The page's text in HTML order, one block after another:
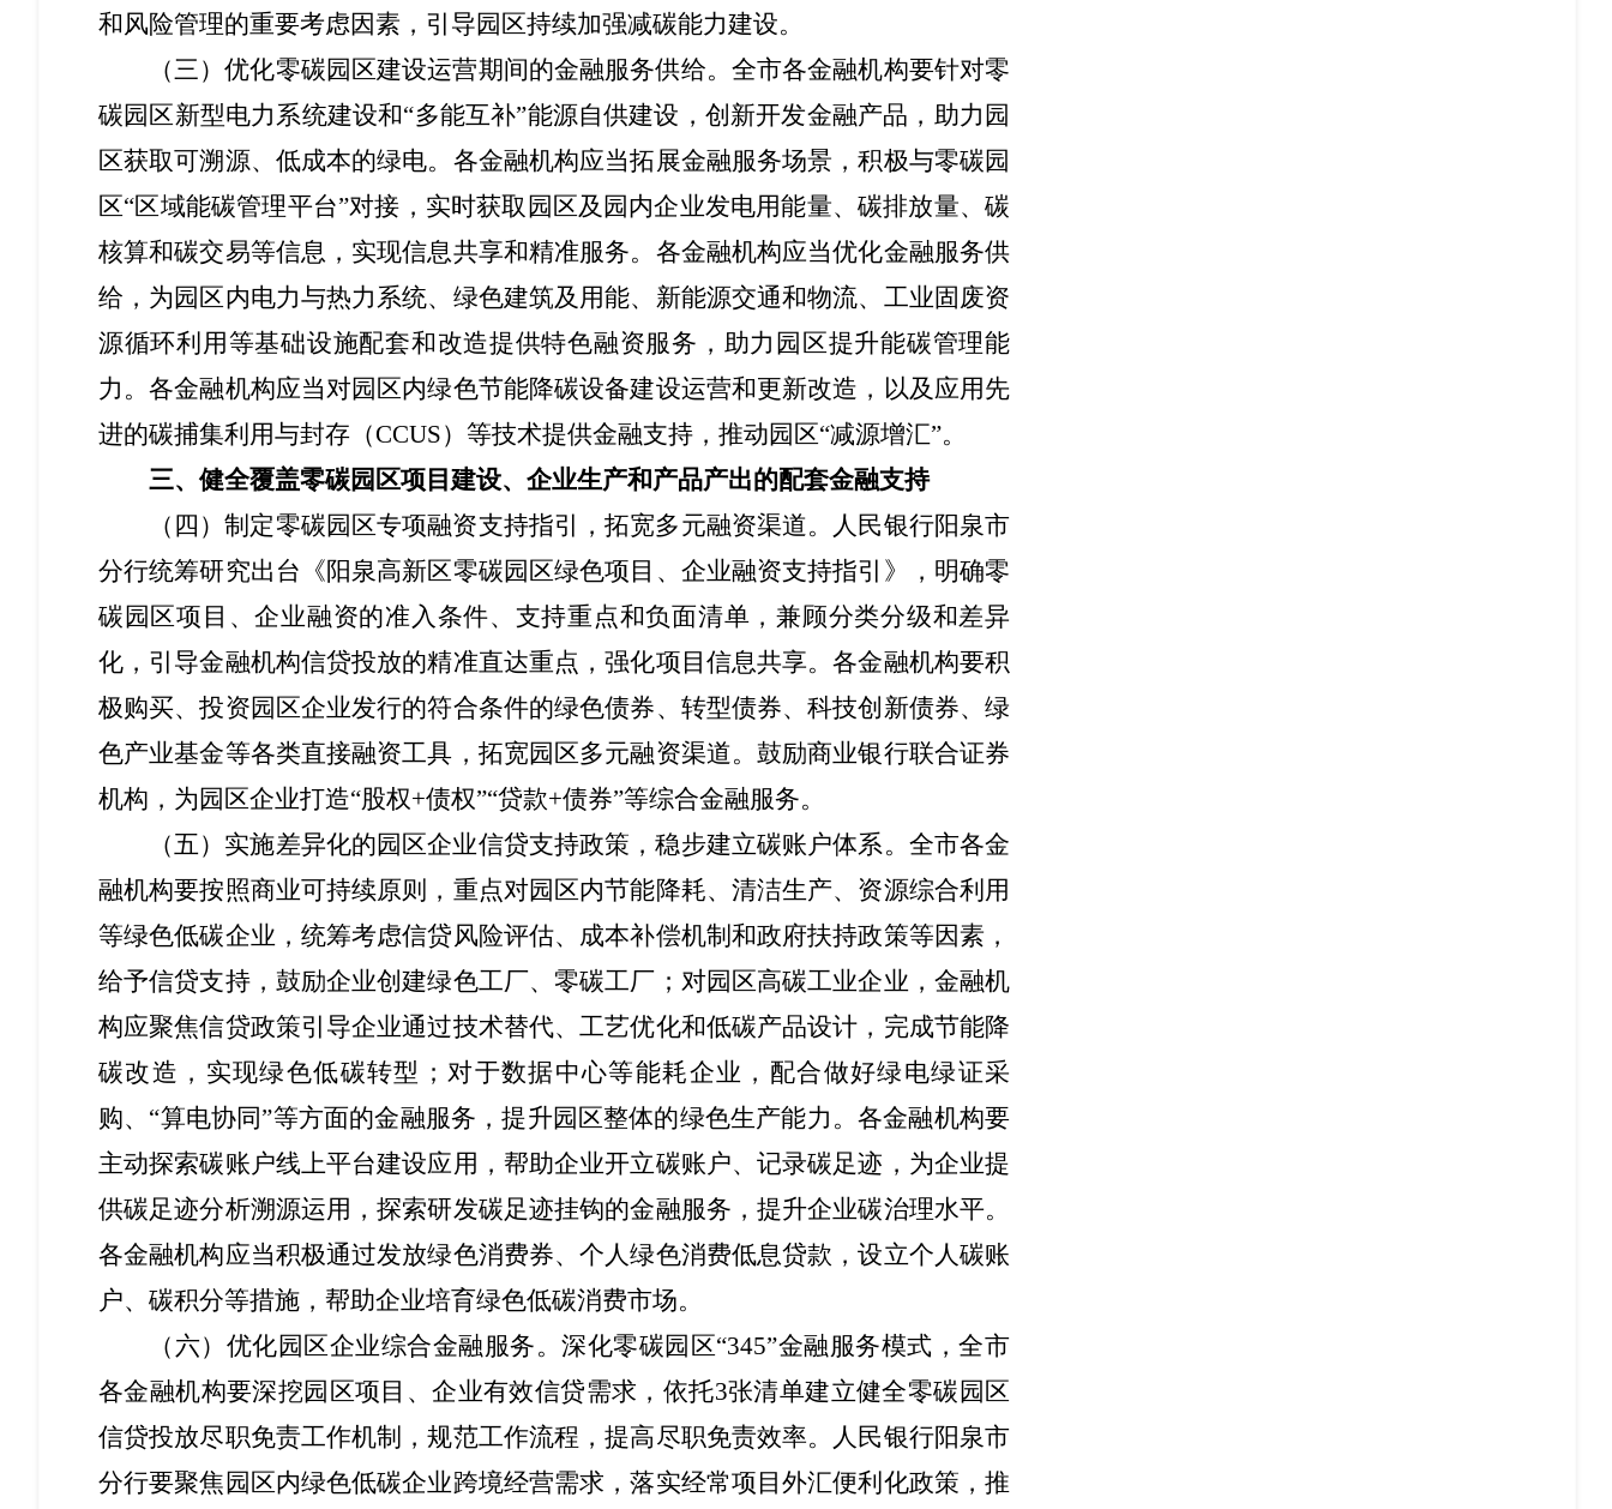
和风险管理的重要考虑因素，引导园区持续加强减碳能力建设。
（三）优化零碳园区建设运营期间的金融服务供给。全市各金融机构要针对零
碳园区新型电力系统建设和“多能互补”能源自供建设，创新开发金融产品，助力园
区获取可溯源、低成本的绿电。各金融机构应当拓展金融服务场景，积极与零碳园
区“区域能碳管理平台”对接，实时获取园区及园内企业发电用能量、碳排放量、碳
核算和碳交易等信息，实现信息共享和精准服务。各金融机构应当优化金融服务供
给，为园区内电力与热力系统、绿色建筑及用能、新能源交通和物流、工业固废资
源循环利用等基础设施配套和改造提供特色融资服务，助力园区提升能碳管理能
力。各金融机构应当对园区内绿色节能降碳设备建设运营和更新改造，以及应用先
进的碳捕集利用与封存（CCUS）等技术提供金融支持，推动园区“减源增汇”。
三、健全覆盖零碳园区项目建设、企业生产和产品产出的配套金融支持
（四）制定零碳园区专项融资支持指引，拓宽多元融资渠道。人民银行阳泉市
分行统筹研究出台《阳泉高新区零碳园区绿色项目、企业融资支持指引》，明确零
碳园区项目、企业融资的准入条件、支持重点和负面清单，兼顾分类分级和差异
化，引导金融机构信贷投放的精准直达重点，强化项目信息共享。各金融机构要积
极购买、投资园区企业发行的符合条件的绿色债券、转型债券、科技创新债券、绿
色产业基金等各类直接融资工具，拓宽园区多元融资渠道。鼓励商业银行联合证券
机构，为园区企业打造“股权+债权”“贷款+债券”等综合金融服务。
（五）实施差异化的园区企业信贷支持政策，稳步建立碳账户体系。全市各金
融机构要按照商业可持续原则，重点对园区内节能降耗、清洁生产、资源综合利用
等绿色低碳企业，统筹考虑信贷风险评估、成本补偿机制和政府扶持政策等因素，
给予信贷支持，鼓励企业创建绿色工厂、零碳工厂；对园区高碳工业企业，金融机
构应聚焦信贷政策引导企业通过技术替代、工艺优化和低碳产品设计，完成节能降
碳改造，实现绿色低碳转型；对于数据中心等能耗企业，配合做好绿电绿证采
购、“算电协同”等方面的金融服务，提升园区整体的绿色生产能力。各金融机构要
主动探索碳账户线上平台建设应用，帮助企业开立碳账户、记录碳足迹，为企业提
供碳足迹分析溯源运用，探索研发碳足迹挂钩的金融服务，提升企业碳治理水平。
各金融机构应当积极通过发放绿色消费券、个人绿色消费低息贷款，设立个人碳账
户、碳积分等措施，帮助企业培育绿色低碳消费市场。
（六）优化园区企业综合金融服务。深化零碳园区“345”金融服务模式，全市
各金融机构要深挖园区项目、企业有效信贷需求，依托3张清单建立健全零碳园区
信贷投放尽职免责工作机制，规范工作流程，提高尽职免责效率。人民银行阳泉市
分行要聚焦园区内绿色低碳企业跨境经营需求，落实经常项目外汇便利化政策，推